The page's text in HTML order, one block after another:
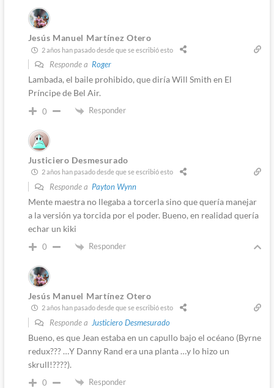
Jesús Manuel Martínez Otero
2 años han pasado desde que se escribió esto
Responde a Roger
Lambada, el baile prohibido, que diría Will Smith en El
Príncipe de Bel Air.
0 Responder
Justiciero Desmesurado
2 años han pasado desde que se escribió esto
Responde a Payton Wynn
Mente maestra no llegaba a torcerla sino que quería manejar
a la versión ya torcida por el poder. Bueno, en realidad quería
echar un kiki
0 Responder
Jesús Manuel Martínez Otero
2 años han pasado desde que se escribió esto
Responde a Justiciero Desmesurado
Bueno, es que Jean estaba en un capullo bajo el océano (Byrne
redux??? …Y Danny Rand era una planta …y lo hizo un
skrull!????).
0 Responder